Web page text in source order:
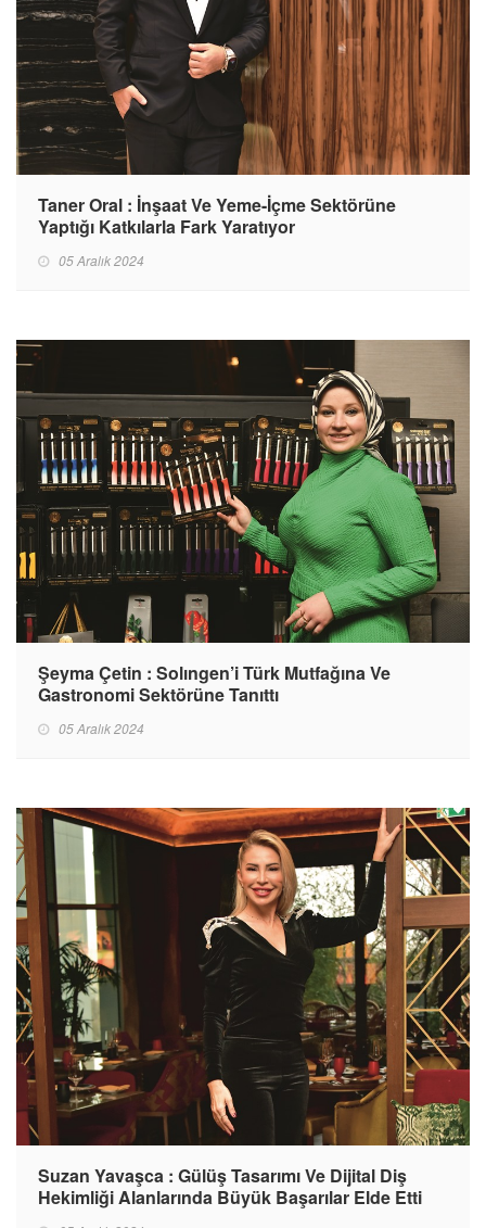
Taner Oral : İnşaat Ve Yeme-İçme Sektörüne
Yaptığı Katkılarla Fark Yaratıyor
05 Aralık 2024
Şeyma Çetin : Solıngen’i Türk Mutfağına Ve
Gastronomi Sektörüne Tanıttı
05 Aralık 2024
Suzan Yavaşca : Gülüş Tasarımı Ve Dijital Diş
Hekimliği Alanlarında Büyük Başarılar Elde Etti